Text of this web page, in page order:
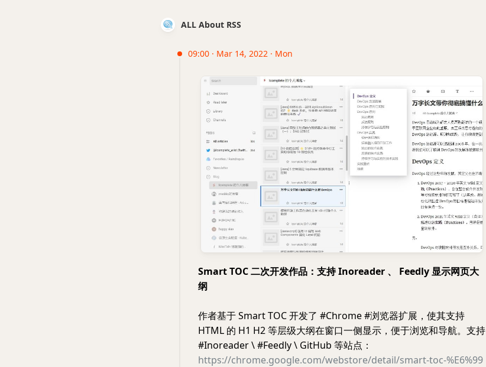
ALL About RSS
09:00 · Mar 14, 2022 · Mon
Smart TOC 二次开发作品：支持 Inoreader 、 Feedly 显示网页大
纲
作者基于 Smart TOC 开发了 #Chrome #浏览器扩展，使其支持
HTML 的 H1 H2 等层级大纲在窗口一侧显示，便于浏览和导航。支持
#Inoreader \ #Feedly \ GitHub 等站点：
https://chrome.google.com/webstore/detail/smart-toc-%E6%99